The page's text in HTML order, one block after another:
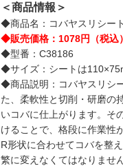
＜商品情報＞
◆商品名：コバヤスリシー
◆販売価格：1078円（税込）
◆型番：C38186
◆サイズ：シートは
◆商品説明：コバヤスリシ
た、柔軟性と切削・研磨の
いコバに仕上がります。そ
けることで、格段に作業性
R形状に合わせてコバを整
繁に変えなくてはなりませ